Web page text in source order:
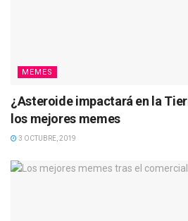
MEMES
¿Asteroide impactará en la
los mejores memes
3 OCTUBRE, 2019